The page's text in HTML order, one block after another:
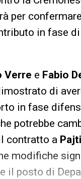
per
in fase
Verre e Fabio
di
in fase
potrebbe
contratto a
modifiche
il posto di